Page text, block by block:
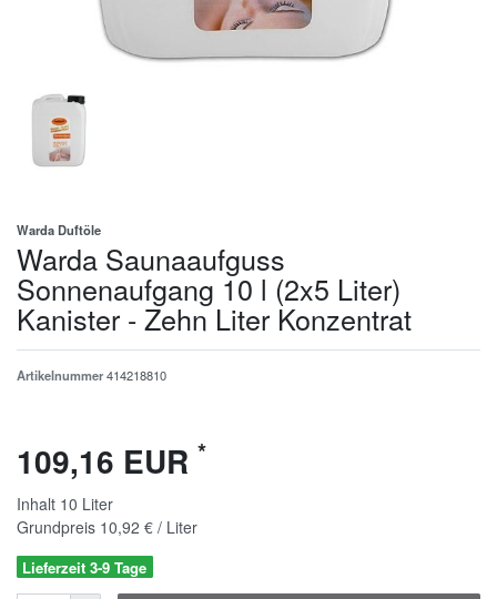
Warda Duftöle
Warda Saunaaufguss
Sonnenaufgang 10 l (2x5 Liter)
Kanister - Zehn Liter Konzentrat
Artikelnummer414218810
109,16 EUR *
Inhalt 10 Liter
Grundpreis 10,92 € / Liter
Lieferzeit 3-9 Tage